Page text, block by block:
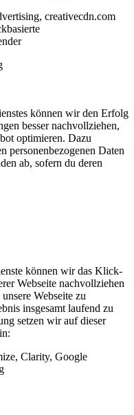
creativecdn.com
können wir den Erfolg
besser nachvollziehen,
optimieren. Dazu
personenbezogenen Daten
ab, sofern du deren
können wir das Klick-
Webseite nachvollziehen
Webseite zu
insgesamt laufend zu
setzen wir auf dieser
Clarity, Google